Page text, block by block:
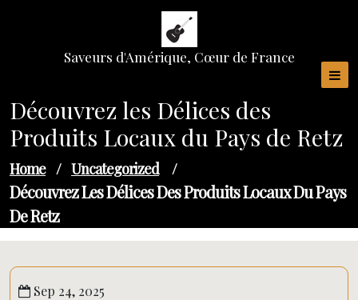
Saveurs d'Amérique, Cœur de France
Découvrez les Délices des
Produits Locaux du Pays de Retz
Home / Uncategorized /
Découvrez Les Délices Des Produits Locaux Du Pays
De Retz
Sep 24, 2025